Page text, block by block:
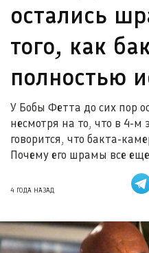
остались
того, как
полностью
У Бобы Фетта до сих пор
несмотря на то, что в 4-м
говорится, что бакта-
Почему его шрамы все
4 ГОДА НАЗАД